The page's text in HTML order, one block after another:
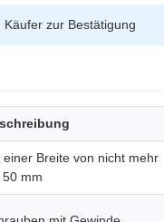
zur Bestätigung
einer Breite von nicht mehr
50 mm